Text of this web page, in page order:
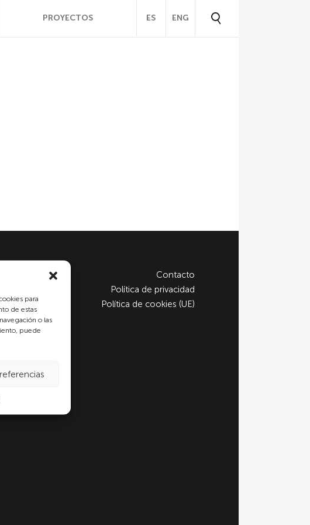
para
de estas
o las
puede
PROYECTOS ES ENG
Contacto
Política de privacidad
Política de cookies (UE)